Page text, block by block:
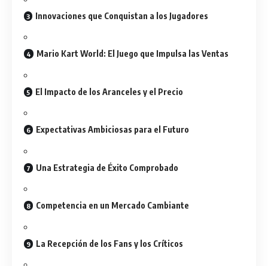
Innovaciones que Conquistan a los Jugadores
Mario Kart World: El Juego que Impulsa las Ventas
El Impacto de los Aranceles y el Precio
Expectativas Ambiciosas para el Futuro
Una Estrategia de Éxito Comprobado
Competencia en un Mercado Cambiante
La Recepción de los Fans y los Críticos